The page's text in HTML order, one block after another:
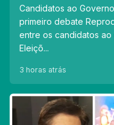
Candidatos ao
primeiro debate
entre os candidatos
Eleiçõ...
3 horas atrás